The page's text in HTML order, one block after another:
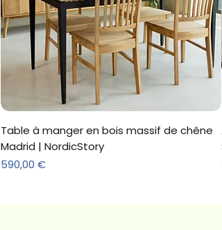
Table à manger en bois massif de chêne
Madrid | NordicStory
Prix
590,00 €